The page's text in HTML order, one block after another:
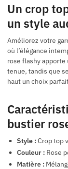
Un crop
un style
Améliorez votre
où l’élégance
rose flashy
tenue, tandis que
haut un choix
bustier
Style :Crop top
Couleur : Rose
Matière :